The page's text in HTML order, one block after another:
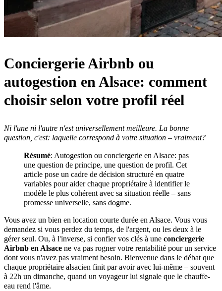
Conciergerie Airbnb ou
autogestion en Alsace: comment
choisir selon votre profil réel
Ni l'une ni l'autre n'est universellement meilleure. La bonne
question, c'est: laquelle correspond à votre situation – vraiment?
Résumé: Autogestion ou conciergerie en Alsace: pas
une question de principe, une question de profil. Cet
article pose un cadre de décision structuré en quatre
variables pour aider chaque propriétaire à identifier le
modèle le plus cohérent avec sa situation réelle – sans
promesse universelle, sans dogme.
Vous avez un bien en location courte durée en Alsace. Vous vous
demandez si vous perdez du temps, de l'argent, ou les deux à le
gérer seul. Ou, à l'inverse, si confier vos clés à une conciergerie
Airbnb en Alsace ne va pas rogner votre rentabilité pour un service
dont vous n'avez pas vraiment besoin. Bienvenue dans le débat que
chaque propriétaire alsacien finit par avoir avec lui-même – souvent
à 22h un dimanche, quand un voyageur lui signale que le chauffe-
eau rend l'âme.